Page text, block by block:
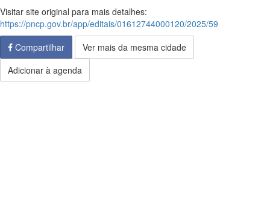
Visitar site original para mais detalhes:
https://pncp.gov.br/app/editais/01612744000120/2025/59
Compartilhar
Ver mais da mesma cidade
Adicionar à agenda